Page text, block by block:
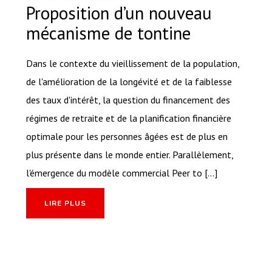
Proposition d’un nouveau
mécanisme de tontine
Dans le contexte du vieillissement de la population,
de l'amélioration de la longévité et de la faiblesse
des taux d'intérêt, la question du financement des
régimes de retraite et de la planification financière
optimale pour les personnes âgées est de plus en
plus présente dans le monde entier. Parallèlement,
l'émergence du modèle commercial Peer to [...]
LIRE PLUS